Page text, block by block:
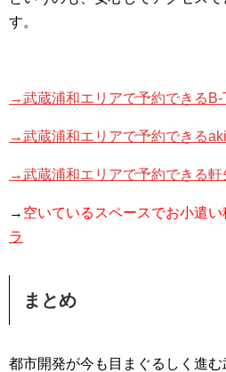
す。
→武蔵浦和エリアで予約できるB-
→武蔵浦和エリアで予約できる
→武蔵浦和エリアで予約できる
→ 空いているスペースでお小遣
ラ
まとめ
都市開発が今も目まぐるしく進む